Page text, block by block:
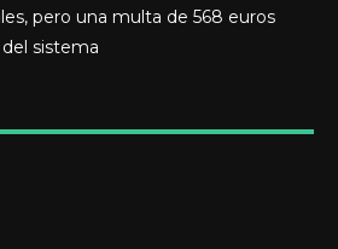
pero una multa de 568 euros
sistema